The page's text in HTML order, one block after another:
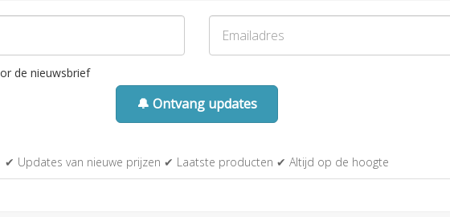
de nieuwsbrief
🔔 Ontvang updates
✔ Updates van nieuwe prijzen ✔ Laatste producten ✔ Altijd op de hoogte